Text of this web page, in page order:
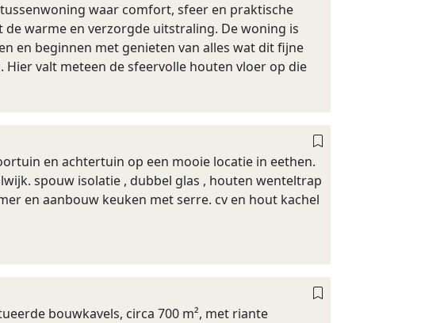
waar comfort, sfeer en praktische
warme en verzorgde uitstraling. De woning is
en beginnen met genieten van alles wat dit fijne
valt meteen de sfeervolle houten vloer op die
en achtertuin op een mooie locatie in eethen.
spouw isolatie , dubbel glas , houten wenteltrap
en aanbouw keuken met serre. cv en hout kachel
bouwkavels, circa 700 m², met riante